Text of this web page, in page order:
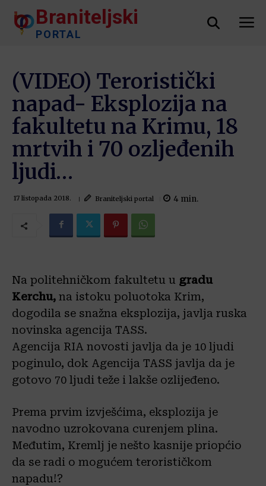
Braniteljski
PORTAL
(VIDEO) Teroristički
napad- Eksplozija na
fakultetu na Krimu, 18
mrtvih i 70 ozljeđenih
ljudi…
17 listopada 2018. Braniteljski portal 4 min.
Na politehničkom fakultetu u gradu
Kerchu, na istoku poluotoka Krim,
dogodila se snažna eksplozija, javlja ruska
novinska agencija TASS.
Agencija RIA novosti javlja da je 10 ljudi
poginulo, dok Agencija TASS javlja da je
gotovo 70 ljudi teže i lakše ozlijeđeno.
Prema prvim izvješćima, eksplozija je
navodno uzrokovana curenjem plina.
Međutim, Kremlj je nešto kasnije priopćio
da se radi o mogućem terorističkom
napadu!?